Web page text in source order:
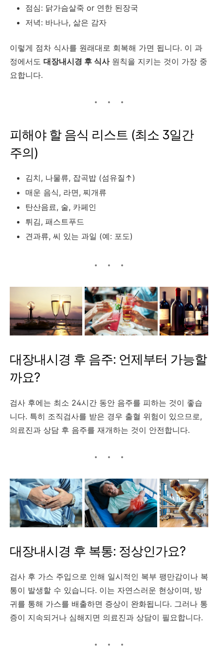
점심: 닭가슴살죽 or 연한 된장국
저녁: 바나나, 삶은 감자
이렇게 점차 식사를 원래대로 회복해 가면 됩니다. 이 과
정에서도 대장내시경 후 식사원칙을 지키는 것이 가장 중
요합니다.
피해야 할 음식 리스트 (최소 3일간
주의)
김치, 나물류, 잡곡밥 (섬유질↑)
매운 음식, 라면, 찌개류
탄산음료, 술, 카페인
튀김, 패스트푸드
견과류, 씨 있는 과일 (예: 포도)
대장내시경 후 음주: 언제부터 가능할
까요?
검사 후에는 최소 24시간 동안 음주를 피하는 것이 좋습
니다. 특히 조직검사를 받은 경우 출혈 위험이 있으므로,
의료진과 상담 후 음주를 재개하는 것이 안전합니다.
대장내시경 후 복통: 정상인가요?
검사 후 가스 주입으로 인해 일시적인 복부 팽만감이나 복
통이 발생할 수 있습니다. 이는 자연스러운 현상이며, 방
귀를 통해 가스를 배출하면 증상이 완화됩니다. 그러나 통
증이 지속되거나 심해지면 의료진과 상담이 필요합니다.